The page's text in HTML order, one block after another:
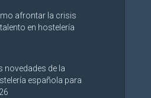
afrontar la crisis
en hostelería
novedades de la
española para